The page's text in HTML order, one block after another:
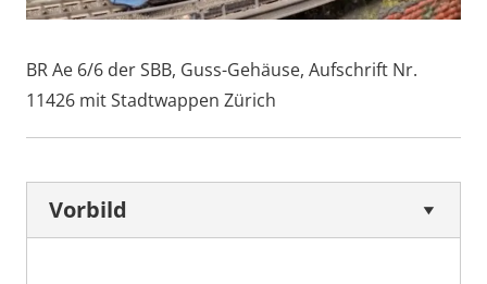
BR Ae 6/6 der SBB, Guss-Gehäuse, Aufschrift Nr.
11426 mit Stadtwappen Zürich
Vorbild